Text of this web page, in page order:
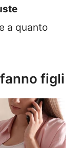
e a quanto
figli